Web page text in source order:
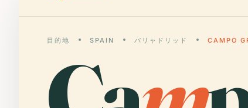
目的地 SPAIN バリャドリッド CAMPO